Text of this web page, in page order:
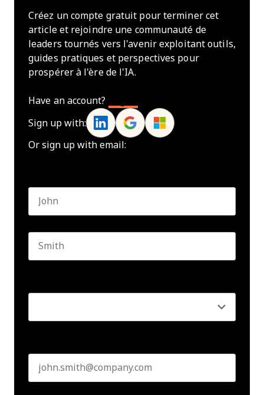
Créez un compte gratuit pour terminer cet
article et rejoindre une communauté de
leaders tournés vers l'avenir exploitant outils,
guides pratiques et perspectives pour
prospérer à l'ère de l'IA.
Have an account?
Sign up with:
Or sign up with email: